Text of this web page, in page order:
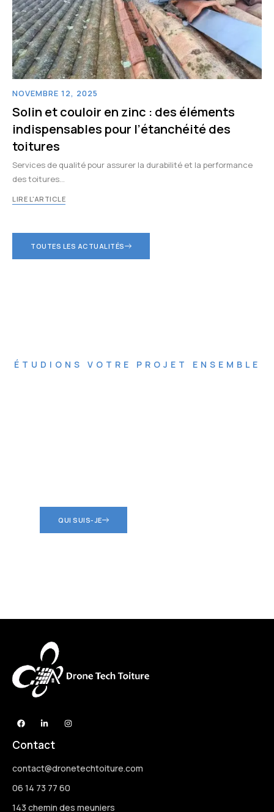
NOVEMBRE 12, 2025
Solin et couloir en zinc : des éléments
indispensables pour l’étanchéité des
toitures
Services de qualité pour assurer la durabilité et la performance
des toitures…
LIRE L'ARTICLE
TOUTES LES ACTUALITÉS
ÉTUDIONS VOTRE PROJET ENSEMBLE
QUI SUIS-JE
Contact
contact@dronetechtoiture.com
06 14 73 77 60
143 chemin des meuniers